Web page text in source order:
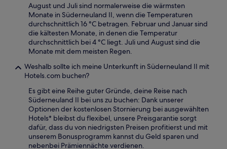
August und Juli sind normalerweise die wärmsten
Monate in Süderneuland II, wenn die Temperaturen
durchschnittlich 16 °C betragen. Februar und Januar sind
die kältesten Monate, in denen die Temperatur
durchschnittlich bei 4 °C liegt. Juli und August sind die
Monate mit dem meisten Regen.
Weshalb sollte ich meine Unterkunft in Süderneuland II mit
Hotels.com buchen?
Es gibt eine Reihe guter Gründe, deine Reise nach
Süderneuland II bei uns zu buchen: Dank unserer
Optionen der kostenlosen Stornierung bei ausgewählten
Hotels* bleibst du flexibel, unsere Preisgarantie sorgt
dafür, dass du von niedrigsten Preisen profitierst und mit
unserem Bonusprogramm kannst du Geld sparen und
nebenbei Prämiennächte verdienen.